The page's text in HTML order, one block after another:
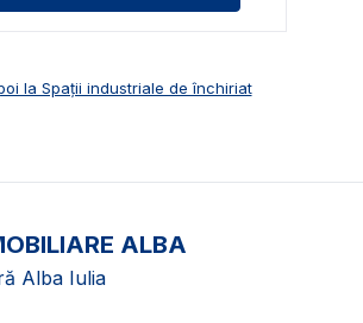
la Spații industriale de închiriat
ALBA
Alba Iulia